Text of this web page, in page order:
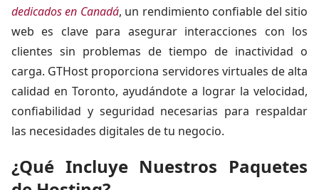
dedicados en Canadá, un rendimiento confiable del sitio
web es clave para asegurar interacciones con los
clientes sin problemas de tiempo de inactividad o
carga. GTHost proporciona servidores virtuales de alta
calidad en Toronto, ayudándote a lograr la velocidad,
confiabilidad y seguridad necesarias para respaldar
las necesidades digitales de tu negocio.
¿Qué Incluye Nuestros Paquetes